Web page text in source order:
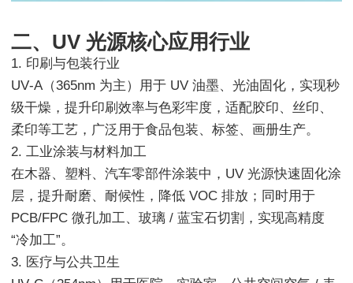
二、UV 光源核心应用行业
1. 印刷与包装行业
UV‑A（365nm 为主）用于 UV 油墨、光油固化，实现秒
级干燥，提升印刷效率与色彩牢度，适配胶印、丝印、
柔印等工艺，广泛用于食品包装、标签、画册生产。
2. 工业涂装与材料加工
在木器、塑料、汽车零部件涂装中，UV 光源快速固化涂
层，提升耐磨、耐候性，降低 VOC 排放；同时用于
PCB/FPC 微孔加工、玻璃 / 蓝宝石切割，实现高精度
“冷加工”。
3. 医疗与公共卫生